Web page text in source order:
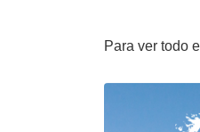
Para ver todo